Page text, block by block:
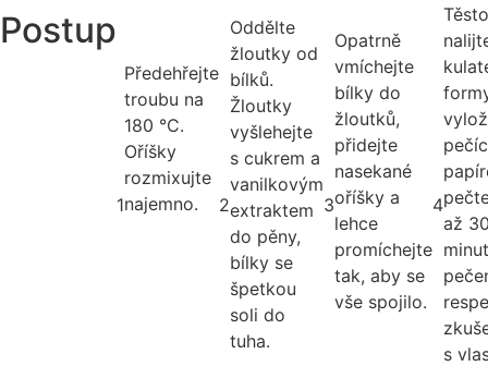
Postup
1
Předehřejte
troubu na
180 °C.
Oříšky
rozmixujte
najemno.
2
Oddělte
žloutky od
bílků.
Žloutky
vyšlehejte
s cukrem a
vanilkovým
extraktem
do pěny,
bílky se
špetkou
soli do
tuha.
3
Opatrně
vmíchejte
bílky do
žloutků,
přidejte
nasekané
oříšky a
lehce
promíchejte
tak, aby se
vše spojilo.
4
Těsto
až
s